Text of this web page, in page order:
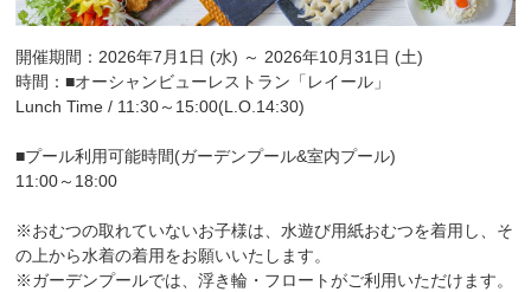
開催期間：2026年7月1日 (水) ～ 2026年10月31日 (土)
時間：■オーシャンビューレストラン「レイール」
Lunch Time / 11:30～15:00(L.O.14:30)
■プール利用可能時間(ガーデンプール&室内プール)
11:00～18:00
※おむつの取れていないお子様は、水遊び用紙おむつを着用し、そ
の上から水着の着用をお願いいたします。
※ガーデンプールでは、浮き輪・フロートがご利用いただけます。